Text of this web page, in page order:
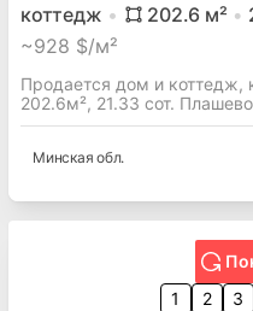
коттедж 202.6 м²
~928 $/м²
Продается дом и
202.6м², 21.33 сот.
Минская обл.
1
2 3